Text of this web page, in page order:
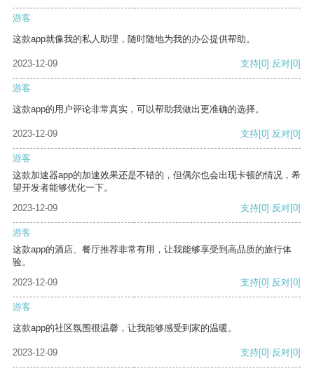
游客
这款app就像我的私人助理，随时随地为我的办公提供帮助。
2023-12-09 支持[0] 反对[0]
游客
这款app的用户评论非常真实，可以帮助我做出更准确的选择。
2023-12-09 支持[0] 反对[0]
游客
这款加速器app的加速效果还是不错的，但偶尔也会出现卡顿的情况，希
望开发者能够优化一下。
2023-12-09
支持[0] 反对[0]
游客
这款app的酒店、餐厅推荐非常有用，让我能够享受到高品质的旅行体
验。
2023-12-09
支持[0] 反对[0]
游客
这款app的社区氛围很温馨，让我能够感受到家的温暖。
2023-12-09 支持[0] 反对[0]